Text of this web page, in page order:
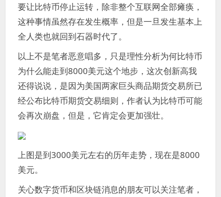
要让比特币停止运转，除非整个互联网全部瘫痪，
这种事情虽然存在发生概率，但是一旦发生基本上
全人类也就回到石器时代了。
以上不是笔者恶意唱多，只是理性分析为何比特币
为什么能走到8000美元这个地步，这次创新高我
还得说说，是因为美国两家巨头商品期货交易所已
经公布比特币期货交易细则，作者认为比特币可能
会再次崩盘，但是，它肯定会更加强壮。
上图是到3000美元左右的历年走势，现在是8000
美元。
关心数字货币和区块链消息的朋友可以关注笔者，